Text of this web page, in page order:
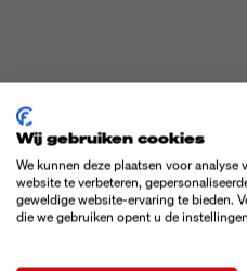
RR APPLICATOR
Roterende applicator met twee
voor dubbelzijdig etiketteren
FunctieTamp-Blow
Wij gebruiken cookies
We kunnen deze plaatsen voor analyse
website te verbeteren,
geweldige website-ervaring te bieden.
die we gebruiken opent u de